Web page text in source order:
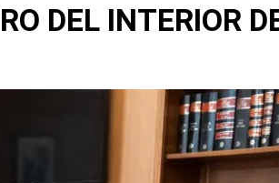
DEL INTERIOR